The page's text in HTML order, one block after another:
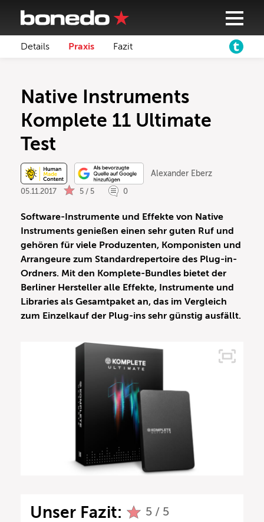
Details Praxis Fazit
Native Instruments
Komplete 11 Ultimate
Test
Alexander Eberz
05.11.2017 5 / 5 0
Software-Instrumente und Effekte von Native
Instruments genießen einen sehr guten Ruf und
gehören für viele Produzenten, Komponisten und
Arrangeure zum Standardrepertoire des Plug-in-
Ordners. Mit den Komplete-Bundles bietet der
Berliner Hersteller alle Effekte, Instrumente und
Libraries als Gesamtpaket an, das im Vergleich
zum Einzelkauf der Plug-ins sehr günstig ausfällt.
Unser Fazit: 5 / 5